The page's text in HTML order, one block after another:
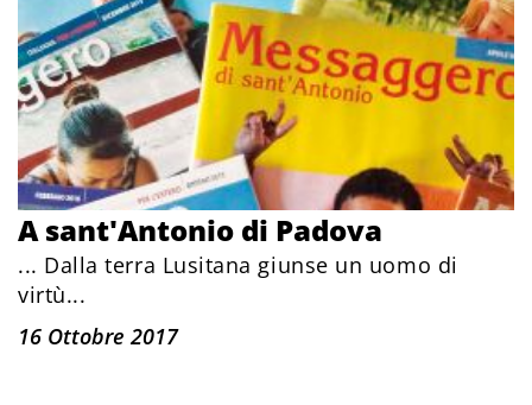
A sant'Antonio di Padova
... Dalla terra Lusitana giunse un uomo di
virtù...
16 Ottobre 2017